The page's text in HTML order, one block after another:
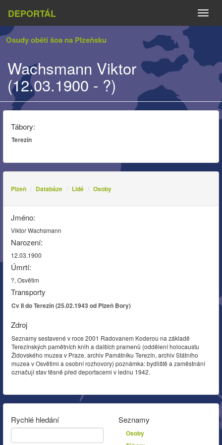
DEPORTÁL
Osudy obětí šoa na Plzeňsku
Wachsmann Viktor
(12.03.1900 - ?)
Tábory:
Terezín
Plzeň Databáze Lidé Osoby
Jméno:
Viktor Wachsmann
Narození:
12.03.1900
Úmrtí:
?, Osvětim
Transporty
Cv II do Terezín (25.02.1943 od Plzeň Bory)
Zdroj
Seznamy sestavené v roce 2001 Radovanem Koderou na základě
Terezínských pamětních knih a dalších pramenů (oddělení holocaustu
Židovského muzea v Praze, archiv Památníku Terezín, archiv Státního
muzea v Osvětimi a osobní rozhovory) poznámka: bydliště a zaměstnání
označují stav těsně před deportacemi v lednu 1942.
Rychlé hledání Seznamy
Osoby